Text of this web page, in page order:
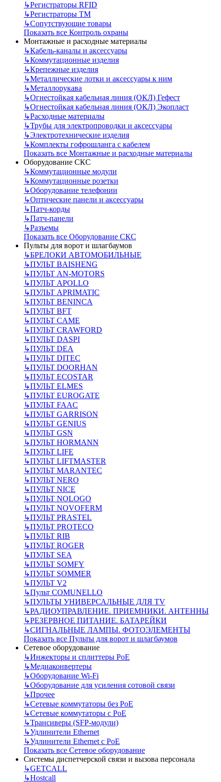
↳Регистраторы RFID
↳Регистраторы ТМ
↳Сопутствующие товары
Показать все Контроль охраны
Монтажные и расходные материалы
↳Кабель-каналы и аксессуары
↳Коммутационные изделия
↳Крепежные изделия
↳Металлические лотки и аксессуары к ним
↳Металлорукава
↳Огнестойкая кабельная линия (ОКЛ) Гефест
↳Огнестойкая кабельная линия (ОКЛ) Экопласт
↳Расходные материалы
↳Трубы для электропроводки и аксессуары
↳Электротехнические изделия
↳Комплекты гофрошланга с кабелем
Показать все Монтажные и расходные материалы
Оборудование СКС
↳Коммутационные модули
↳Коммутационные розетки
↳Оборудование телефонии
↳Оптические панели и аксессуары
↳Патч-корды
↳Патч-панели
↳Разъемы
Показать все Оборудование СКС
Пульты для ворот и шлагбаумов
↳БРЕЛОКИ АВТОМОБИЛЬНЫЕ
↳ПУЛЬТ BAISHENG
↳ПУЛЬТ AN-MOTORS
↳ПУЛЬТ APOLLO
↳ПУЛЬТ APRIMATIC
↳ПУЛЬТ BENINCA
↳ПУЛЬТ BFT
↳ПУЛЬТ CAME
↳ПУЛЬТ CRAWFORD
↳ПУЛЬТ DASPI
↳ПУЛЬТ DEA
↳ПУЛЬТ DITEC
↳ПУЛЬТ DOORHAN
↳ПУЛЬТ ECOSTAR
↳ПУЛЬТ ELMES
↳ПУЛЬТ EUROGATE
↳ПУЛЬТ FAAC
↳ПУЛЬТ GARRISON
↳ПУЛЬТ GENIUS
↳ПУЛЬТ GSN
↳ПУЛЬТ HORMANN
↳ПУЛЬТ LIFE
↳ПУЛЬТ LIFTMASTER
↳ПУЛЬТ MARANTEC
↳ПУЛЬТ NERO
↳ПУЛЬТ NICE
↳ПУЛЬТ NOLOGO
↳ПУЛЬТ NOVOFERM
↳ПУЛЬТ PRASTEL
↳ПУЛЬТ PROTECO
↳ПУЛЬТ RIB
↳ПУЛЬТ ROGER
↳ПУЛЬТ SEA
↳ПУЛЬТ SOMFY
↳ПУЛЬТ SOMMER
↳ПУЛЬТ V2
↳Пульт СOMUNELLO
↳ПУЛЬТЫ УНИВЕРСАЛЬНЫЕ ДЛЯ TV
↳РАДИОУПРАВЛЕНИЕ. ПРИЕМНИКИ. АНТЕННЫ
↳РЕЗЕРВНОЕ ПИТАНИЕ. БАТАРЕЙКИ
↳СИГНАЛЬНЫЕ ЛАМПЫ. ФОТОЭЛЕМЕНТЫ
Показать все Пульты для ворот и шлагбаумов
Сетевое оборудование
↳Инжекторы и сплиттеры РоЕ
↳Медиаконвертеры
↳Оборудование Wi-Fi
↳Оборудование для усиления сотовой связи
↳Прочее
↳Сетевые коммутаторы без РоЕ
↳Сетевые коммутаторы с РоЕ
↳Трансиверы (SFP-модули)
↳Удлинители Ethernet
↳Удлинители Ethernet с PoE
Показать все Сетевое оборудование
Системы диспетчерской связи и вызова персонала
↳GETCALL
↳Hostcall